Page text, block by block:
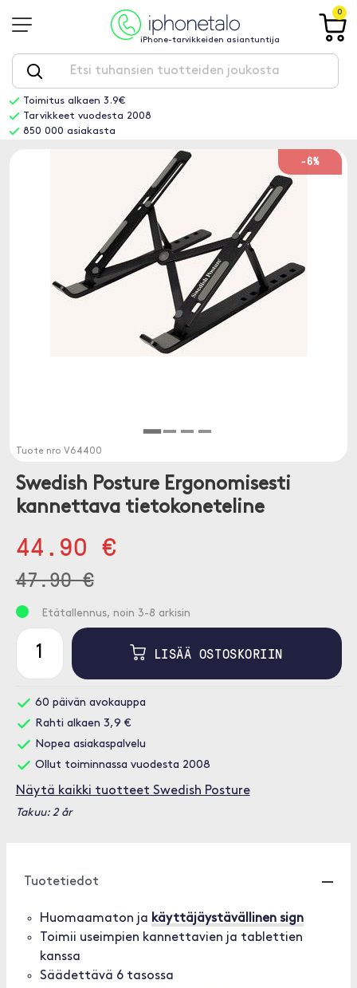
iPhone-tarvikkeiden asiantuntija
0
Toimitus alkaen 3.9€
Tarvikkeet vuodesta 2008
850 000 asiakasta
-6%
Tuote nro V64400
Swedish Posture Ergonomisesti
kannettava tietokoneteline
44.90 €
47.90 €
Etätallennus, noin 3-8 arkisin
LISÄÄ OSTOSKORIIN
60 päivän avokauppa
Rahti alkaen 3,9 €
Nopea asiakaspalvelu
Ollut toiminnassa vuodesta 2008
Näytä kaikki tuotteet Swedish Posture
Takuu: 2 år
Tuotetiedot
Huomaamaton ja käyttäjäystävällinen sign
Toimii useimpien kannettavien ja tablettien
kanssa
Säädettävä 6 tasossa